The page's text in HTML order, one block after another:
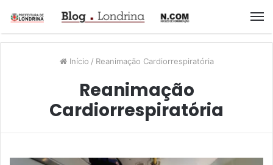
Início / Reanimação Cardiorrespiratória
Reanimação
Cardiorrespiratória